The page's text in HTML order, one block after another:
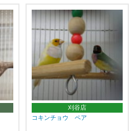
刈谷店
コキンチョウ ペア